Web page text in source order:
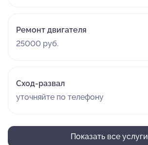
Ремонт двигателя
25000 руб.
Сход-развал
уточняйте по телефону
Показать все услуги